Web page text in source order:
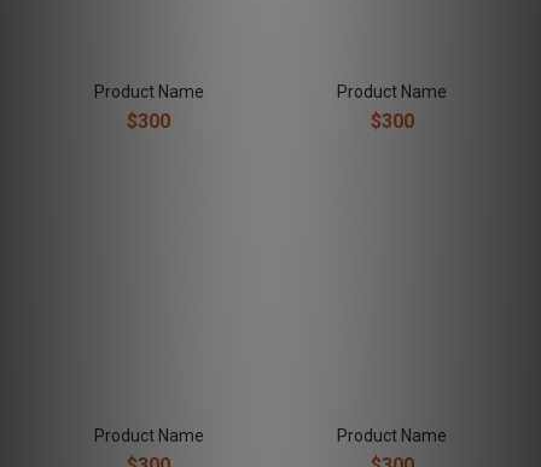
Product Name
$300
Product Name
$300
Product Name Product Name